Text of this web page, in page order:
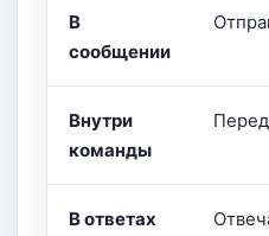
В
сообщении
Внутри
команды
В ответах